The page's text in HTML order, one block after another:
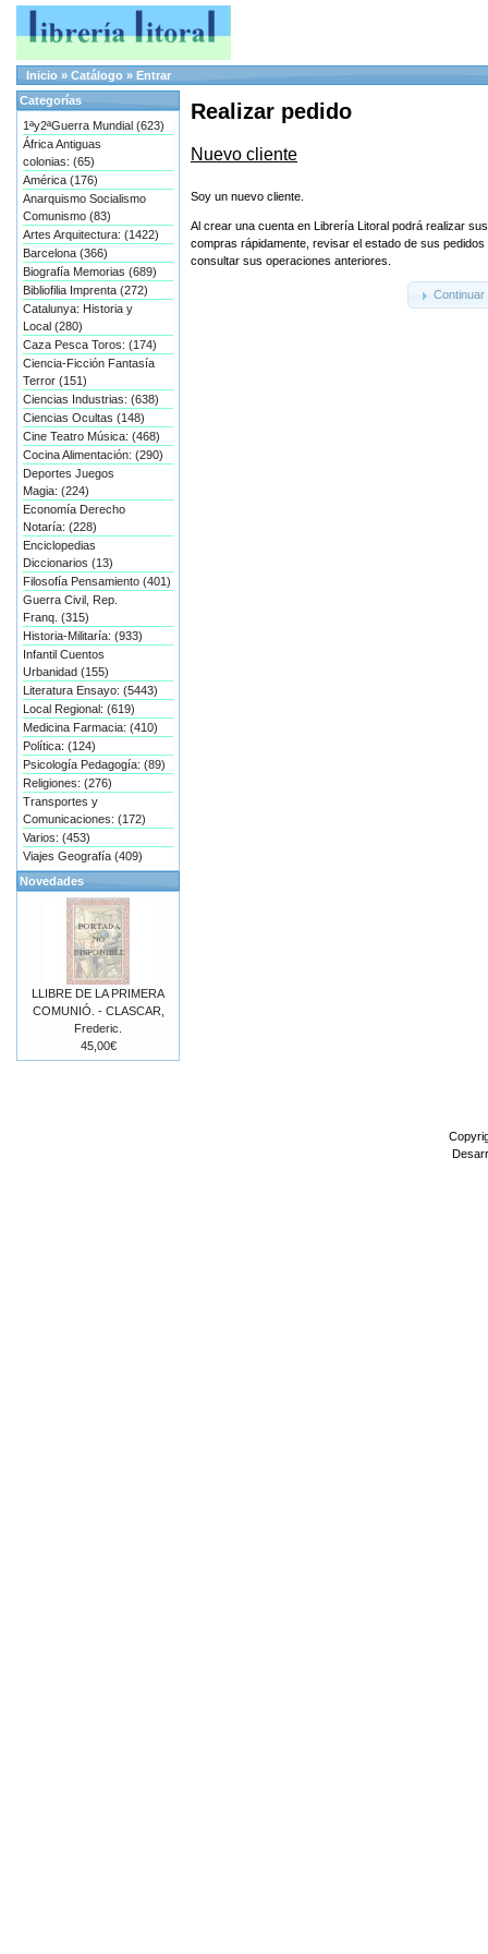
Inicio » Catálogo » Entrar
Realizar pedido
Nuevo cliente
Soy un nuevo cliente.
Al crear una cuenta en Librería Litoral podrá realizar sus
compras rápidamente, revisar el estado de sus pedidos
consultar sus operaciones anteriores.
Continuar
Categorías
1ªy2ªGuerra Mundial (623)
África Antiguas
colonias: (65)
América (176)
Anarquismo Socialismo
Comunismo (83)
Artes Arquitectura: (1422)
Barcelona (366)
Biografía Memorias (689)
Bibliofilia Imprenta (272)
Catalunya: Historia y
Local (280)
Caza Pesca Toros: (174)
Ciencia-Ficción Fantasía
Terror (151)
Ciencias Industrias: (638)
Ciencias Ocultas (148)
Cine Teatro Música: (468)
Cocina Alimentación: (290)
Deportes Juegos
Magia: (224)
Economía Derecho
Notaría: (228)
Enciclopedias
Diccionarios (13)
Filosofía Pensamiento (401)
Guerra Civil, Rep.
Franq. (315)
Historia-Militaría: (933)
Infantil Cuentos
Urbanidad (155)
Literatura Ensayo: (5443)
Local Regional: (619)
Medicina Farmacia: (410)
Política: (124)
Psicología Pedagogía: (89)
Religiones: (276)
Transportes y
Comunicaciones: (172)
Varios: (453)
Viajes Geografía (409)
Novedades
LLIBRE DE LA PRIMERA
COMUNIÓ. - CLASCAR,
Frederic.
45,00€